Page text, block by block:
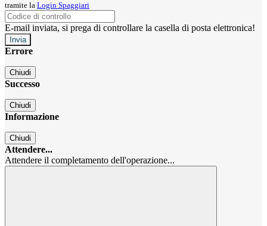
tramite la Login Spaggiari
E-mail inviata, si prega di controllare la casella di posta elettronica!
Errore
Chiudi
Successo
Chiudi
Informazione
Chiudi
Attendere...
Attendere il completamento dell'operazione...